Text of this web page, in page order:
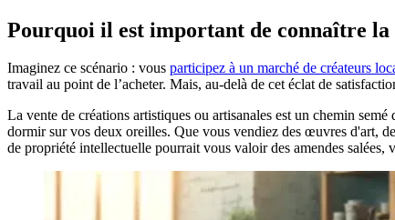
Pourquoi il est important de connaître la
Imaginez ce scénario : vous participez à un marché de créateurs
travail au point de l’acheter. Mais, au-delà de cet éclat de
La vente de créations artistiques ou artisanales est un chemin
dormir sur vos deux oreilles. Que vous vendiez des œuvres d'art,
de propriété intellectuelle pourrait vous valoir des amendes salées,